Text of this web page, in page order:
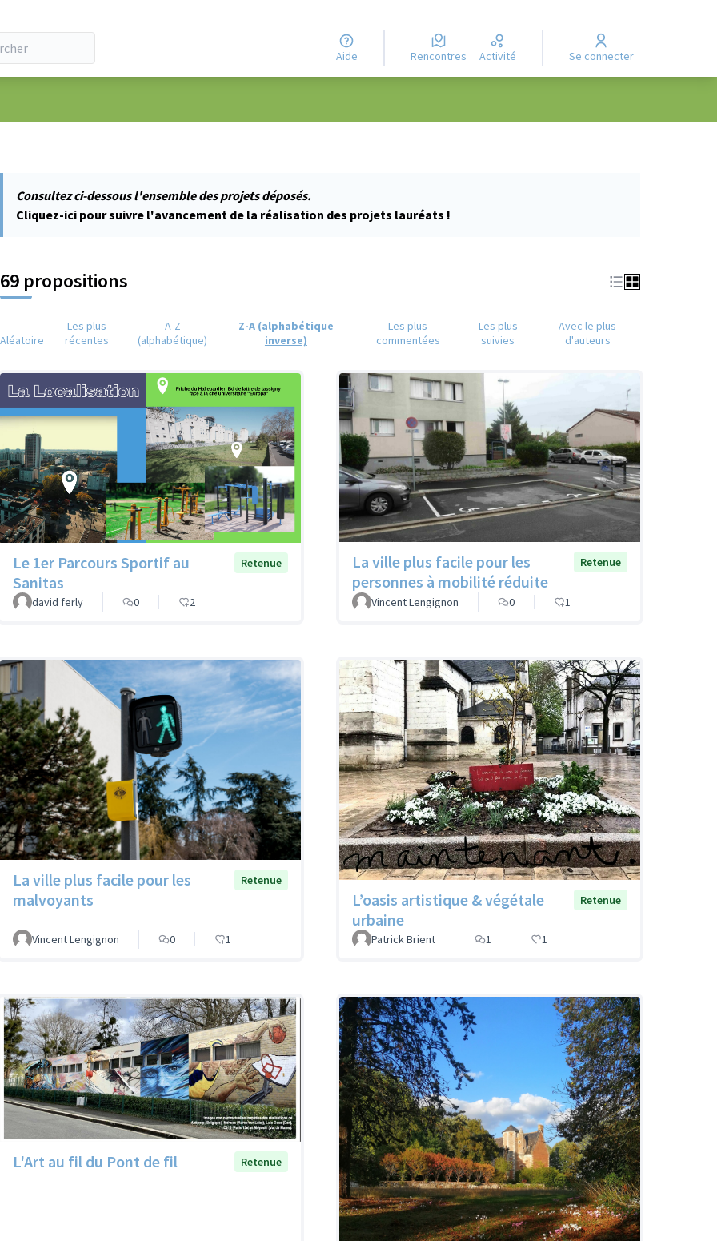
Aide Rencontres Activité Se connecter
Consultez ci-dessous l'ensemble des projets déposés.
Cliquez-ici pour suivre l'avancement de la réalisation des projets lauréats !
69 propositions
Aléatoire
Les plus
récentes
A-Z
(alphabétique)
Z-A (alphabétique
inverse)
Les plus
commentées
Les plus
suivies
Avec le plus
d'auteurs
Le 1er Parcours Sportif au
Sanitas
Retenue
david ferly 0 2
La ville plus facile pour les
personnes à mobilité réduite
Retenue
Vincent Lengignon 0 1
La ville plus facile pour les
malvoyants
Retenue
Vincent Lengignon 0 1
L’oasis artistique & végétale
urbaine
Retenue
Patrick Brient 1 1
L'Art au fil du Pont de fil Retenue